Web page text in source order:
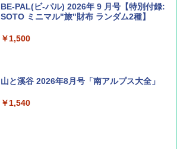
BE-PAL(ビ-パル) 2026年 9 月号【特別付録:
SOTO ミニマル"旅"財布 ランダム2種】
￥1,500
山と溪谷 2026年8月号「南アルプス大全」
￥1,540